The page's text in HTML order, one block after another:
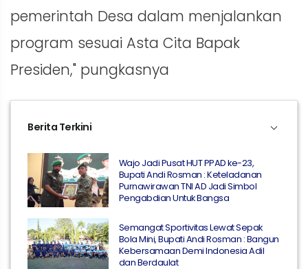
pemerintah Desa dalam menjalankan
program sesuai Asta Cita Bapak
Presiden," pungkasnya
Berita Terkini
Wajo Jadi Pusat HUT PPAD ke-23,
Bupati Andi Rosman : Keteladanan
Purnawirawan TNI AD Jadi Simbol
Pengabdian Untuk Bangsa
Semangat Sportivitas Lewat Sepak
Bola Mini, Bupati Andi Rosman : Bangun
Kebersamaan Demi Indonesia Adil
dan Berdaulat